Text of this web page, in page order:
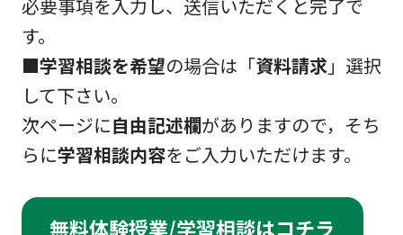
必要事項を入力し、送信いただくと完了で
す。
■学習相談を希望の場合は「資料請求」選択
して下さい。
次ページに自由記述欄がありますので，そち
らに学習相談内容をご入力いただけます。
無料体験授業/学習相談はコチラ